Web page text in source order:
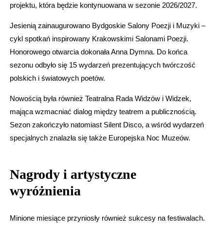
projektu, która będzie kontynuowana w sezonie 2026/2027.
Jesienią zainaugurowano Bydgoskie Salony Poezji i Muzyki –
cykl spotkań inspirowany Krakowskimi Salonami Poezji.
Honorowego otwarcia dokonała Anna Dymna. Do końca
sezonu odbyło się 15 wydarzeń prezentujących twórczość
polskich i światowych poetów.
Nowością była również Teatralna Rada Widzów i Widzek,
mająca wzmacniać dialog między teatrem a publicznością.
Sezon zakończyło natomiast Silent Disco, a wśród wydarzeń
specjalnych znalazła się także Europejska Noc Muzeów.
Nagrody i artystyczne
wyróżnienia
Minione miesiące przyniosły również sukcesy na festiwalach.